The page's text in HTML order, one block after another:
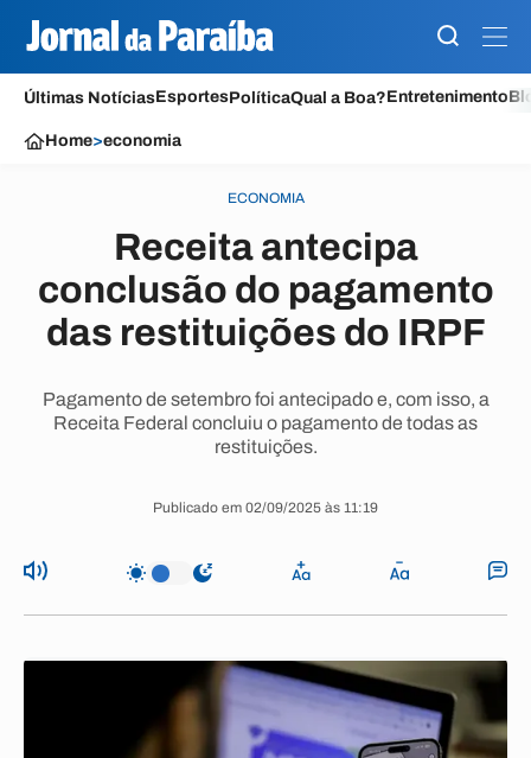
Últimas NotíciasEsportesPolíticaQual a Boa?Entretenimento
Home>economia
ECONOMIA
Receita antecipa
conclusão do pagamento
das restituições do IRPF
Pagamento de setembro foi antecipado e, com isso, a
Receita Federal concluiu o pagamento de todas as
restituições.
Publicado em 02/09/2025 às 11:19